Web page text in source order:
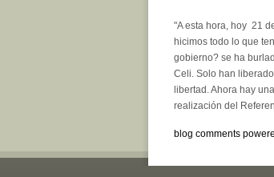
"A esta hora, hoy 21
hicimos todo lo que
gobierno? se ha
Celi. Solo han
libertad. Ahora hay
realización del
blog comments